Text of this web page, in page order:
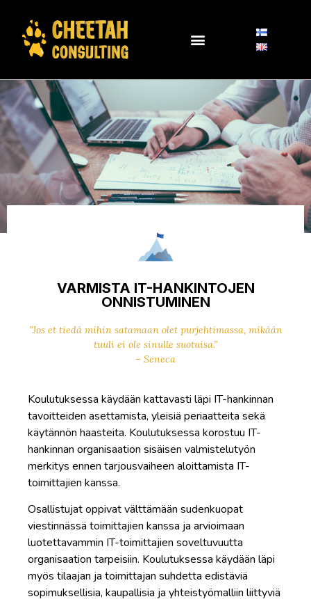
VARMISTA IT-HANKINTOJEN
ONNISTUMINEN
”Jos et tiedä mihin satamaan olet purjehtimassa, mikään
tuuli ei ole sinulle suotuisa.”
– Seneca
Koulutuksessa käydään kattavasti läpi IT-hankinnan
tavoitteiden asettamista, yleisiä periaatteita sekä
käytännön haasteita. Koulutuksessa korostuu IT-
hankinnan organisaation sisäisen valmistelutyön
merkitys ennen tarjousvaiheen aloittamista IT-
toimittajien kanssa.
Osallistujat oppivat välttämään sudenkuopat
viestinnässä toimittajien kanssa ja arvioimaan
luotettavammin IT-toimittajien soveltuvuutta
organisaation tarpeisiin. Koulutuksessa käydään läpi
myös tilaajan ja toimittajan suhdetta edistäviä
sopimuksellisia, kaupallisia ja yhteistyömalliin liittyviä